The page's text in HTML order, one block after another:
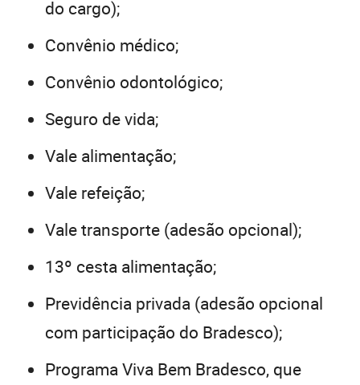
do cargo);
Convênio médico;
Convênio odontológico;
Seguro de vida;
Vale alimentação;
Vale refeição;
Vale transporte (adesão opcional);
13º cesta alimentação;
Previdência privada (adesão opcional
com participação do Bradesco);
Programa Viva Bem Bradesco, que